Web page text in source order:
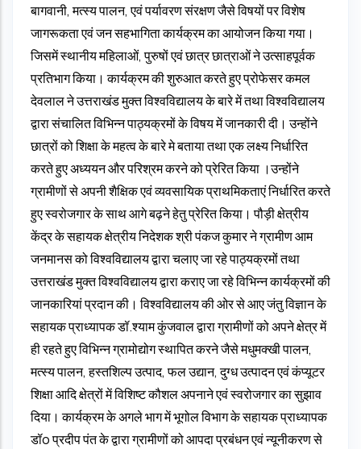
बागवानी, मत्स्य पालन, एवं पर्यावरण संरक्षण जैसे विषयों पर विशेष
जागरूकता एवं जन सहभागिता कार्यक्रम का आयोजन किया गया।
जिसमें स्थानीय महिलाओं, पुरुषों एवं छात्र छात्राओं ने उत्साहपूर्वक
प्रतिभाग किया। कार्यक्रम की शुरुआत करते हुए प्रोफेसर कमल
देवलाल ने उत्तराखंड मुक्त विश्वविद्यालय के बारे में तथा विश्वविद्यालय
द्वारा संचालित विभिन्न पाठ्यक्रमों के विषय में जानकारी दी। उन्होंने
छात्रों को शिक्षा के महत्व के बारे मे बताया तथा एक लक्ष्य निर्धारित
करते हुए अध्ययन और परिश्रम करने को प्रेरित किया ।उन्होंने
ग्रामीणों से अपनी शैक्षिक एवं व्यवसायिक प्राथमिकताएं निर्धारित करते
हुए स्वरोजगार के साथ आगे बढ़ने हेतु प्रेरित किया। पौड़ी क्षेत्रीय
केंद्र के सहायक क्षेत्रीय निदेशक श्री पंकज कुमार ने ग्रामीण आम
जनमानस को विश्वविद्यालय द्वारा चलाए जा रहे पाठ्यक्रमों तथा
उत्तराखंड मुक्त विश्वविद्यालय द्वारा कराए जा रहे विभिन्न कार्यक्रमों की
जानकारियां प्रदान की। विश्वविद्यालय की ओर से आए जंतु विज्ञान के
सहायक प्राध्यापक डॉ.श्याम कुंजवाल द्वारा ग्रामीणों को अपने क्षेत्र में
ही रहते हुए विभिन्न ग्रामोद्योग स्थापित करने जैसे मधुमक्खी पालन,
मत्स्य पालन, हस्तशिल्प उत्पाद, फल उद्यान, दुग्ध उत्पादन एवं कंप्यूटर
शिक्षा आदि क्षेत्रों में विशिष्ट कौशल अपनाने एवं स्वरोजगार का सुझाव
दिया। कार्यक्रम के अगले भाग में भूगोल विभाग के सहायक प्राध्यापक
डॉo प्रदीप पंत के द्वारा ग्रामीणों को आपदा प्रबंधन एवं न्यूनीकरण से